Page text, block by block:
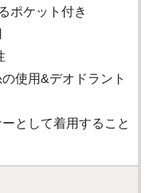
ポケット付き
使用&デオドラント
として着用すること